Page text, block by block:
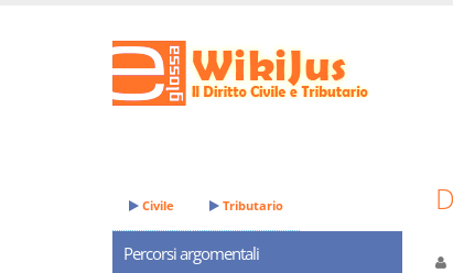
Civile Tributario
Percorsi argomentali